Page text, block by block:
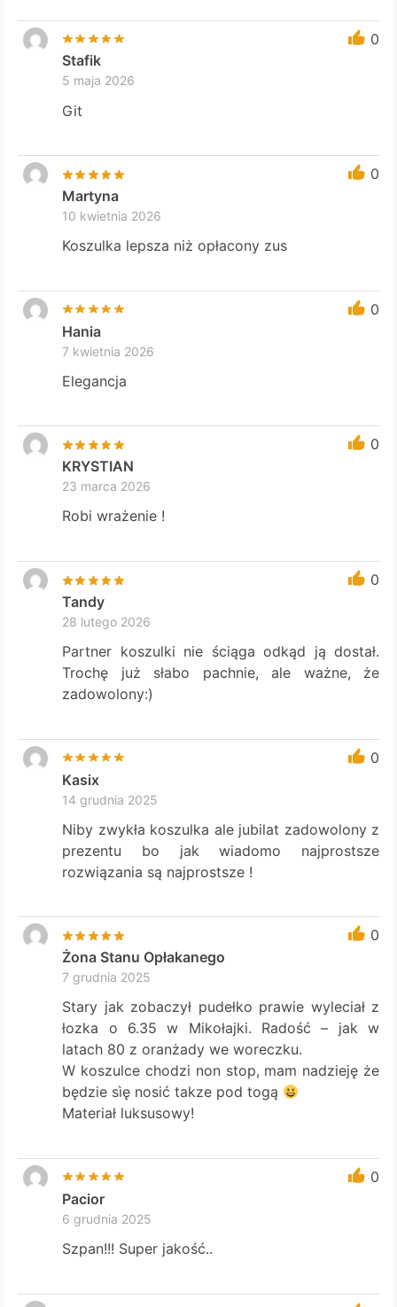
0
Stafik
5 maja 2026
Git
0
Martyna
10 kwietnia 2026
Koszulka lepsza niż opłacony zus
0
Hania
7 kwietnia 2026
Elegancja
0
KRYSTIAN
23 marca 2026
Robi wrażenie !
0
Tandy
28 lutego 2026
Partner koszulki nie ściąga odkąd ją dostał.
Trochę już słabo pachnie, ale ważne, że
zadowolony:)
0
Kasix
14 grudnia 2025
Niby zwykła koszulka ale jubilat zadowolony z
prezentu bo jak wiadomo najprostsze
rozwiązania są najprostsze !
0
Żona Stanu Opłakanego
7 grudnia 2025
Stary jak zobaczył pudełko prawie wyleciał z
łozka o 6.35 w Mikołajki. Radość – jak w
latach 80 z oranżady we woreczku.
W koszulce chodzi non stop, mam nadzieję że
będzie sìę nosić takze pod togą
Materiał luksusowy!
0
Pacior
6 grudnia 2025
Szpan!!! Super jakość..